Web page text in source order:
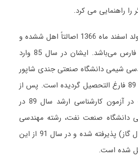
را راهنمایی می کرد.
رضا خلیقی ششده متولد اسفند ماه 1366 اصالتاً اهل ششده و
ساکن فسا در استان فارس می‌باشد. ایشان در سال 85 وارد
شیمی دانشگاه صنعتی جندی شاپور
دزفول شده و در سال 89 فارغ التحصیل گردیده است. پس از
آن با کسب رتبه 43 در آزمون کارشناسی ارشد سال 89 در
دانشگاه صنعت نفت، رشته مهندسی
شیمی (فراوری و انتقال گاز) پذیرفته شده و در سال 91 از این
شده است.